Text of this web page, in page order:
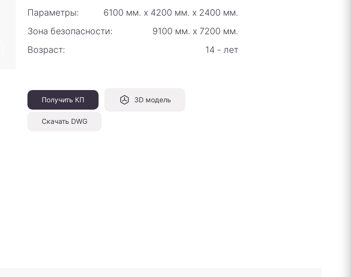
Параметры: 6100 мм. х 4200 мм. х 2400 мм.
Зона безопасности:
9100 мм. х 7200 мм.
Возраст:
14 - лет
Получить КП 3D модель
Скачать DWG